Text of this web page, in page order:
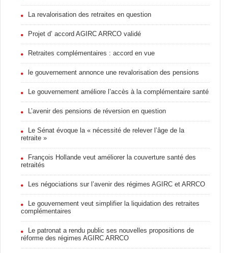
La revalorisation des retraites en question
Projet d’ accord AGIRC ARRCO validé
Retraites complémentaires : accord en vue
le gouvernement annonce une revalorisation des pensions
Le gouvernement améliore l’accès à la complémentaire santé
L’avenir des pensions de réversion en question
Le Sénat évoque la « nécessité de relever l’âge de la
retraite »
François Hollande veut améliorer la couverture santé des
retraités
Les négociations sur l’avenir des régimes AGIRC et ARRCO
Le gouvernement veut simplifier la liquidation des retraites
complémentaires
Le patronat a rendu public ses nouvelles propositions de
réforme des régimes AGIRC ARRCO